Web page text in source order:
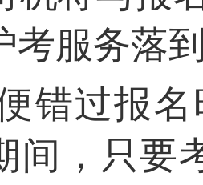
考服务落
错过报
间，只要